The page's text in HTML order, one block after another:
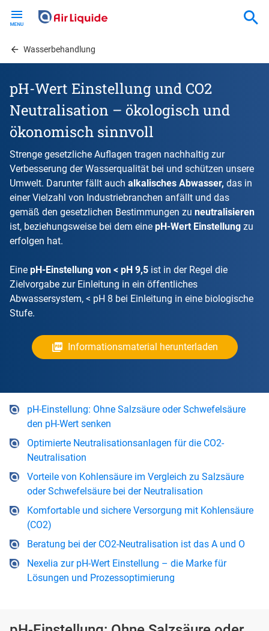
contentWasserbehandlung
pH-Wert Einstellung und CO2
Neutralisation – ökologisch und
ökonomisch sinnvoll
Strenge gesetzliche Auflagen tragen nachhaltig zur
Verbesserung der Wasserqualität bei und schützen unsere
Umwelt. Darunter fällt auch alkalisches Abwasser, das in
einer Vielzahl von Industriebranchen anfällt und das
gemäß den gesetzlichen Bestimmungen zu neutralisieren
ist, beziehungsweise bei dem eine pH-Wert Einstellung zu
erfolgen hat.
Eine pH-Einstellung von < pH 9,5 ist in der Regel die
Zielvorgabe zur Einleitung in ein öffentliches
Abwassersystem, < pH 8 bei Einleitung in eine biologische
Stufe.
Informationsmaterial herunterladen
pH-Einstellung: Ohne Salzsäure oder Schwefelsäure
den pH-Wert senken
Optimierte Neutralisationsanlagen für die CO2-
Neutralisation
Vorteile von Kohlensäure im Vergleich zu Salzsäure
oder Schwefelsäure bei der Neutralisation
Komfortable und sichere Versorgung mit Kohlensäure
(CO2)
Beratung bei der CO2-Neutralisation ist das A und O
Nexelia zur pH-Wert Einstellung – die Marke für
Lösungen und Prozessoptimierung